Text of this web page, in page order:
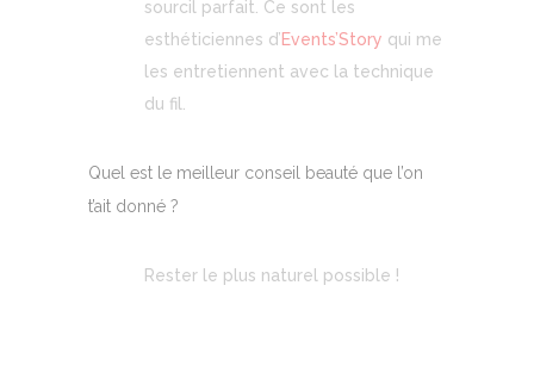
sourcil parfait. Ce sont les
esthéticiennes d’Events’Story qui me
les entretiennent avec la technique
du fil.
Quel est le meilleur conseil beauté que l’on
t’ait donné ?
Rester le plus naturel possible !